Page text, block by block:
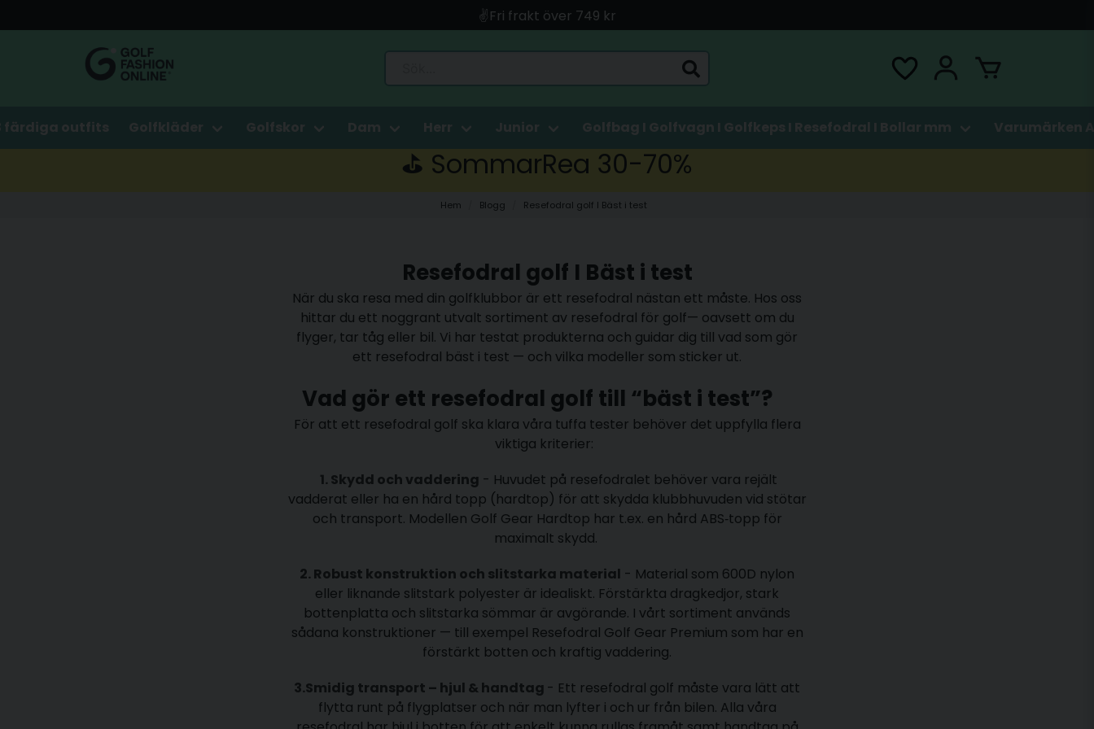
✌️Fri frakt över 749 kr
🛍️ Betala med Swish, Apple Pay, Kort & Faktura
färdiga outfits Golfkläder Golfskor Dam Herr Junior Golfbag I Golfvagn I Golfkeps I Resefodral I Bollar mm Varumärken
⛳️ SommarRea 30-70%
Hem Blogg Resefodral golf I Bäst i test
Resefodral golf I Bäst i test
När du ska resa med din golfklubbor är ett resefodral nästan ett måste. Hos oss
hittar du ett noggrant utvalt sortiment av resefodral för golf— oavsett om du
flyger, tar tåg eller bil. Vi har testat produkterna och guidar dig till vad som gör
ett resefodral bäst i test — och vilka modeller som sticker ut.
Vad gör ett resefodral golf till “bäst i test”?
För att ett resefodral golf ska klara våra tuffa tester behöver det uppfylla flera
viktiga kriterier:
1. Skydd och vaddering - Huvudet på resefodralet behöver vara rejält
vadderat eller ha en hård topp (hardtop) för att skydda klubbhuvuden vid stötar
och transport. Modellen Golf Gear Hardtop har t.ex. en hård ABS‑topp för
maximalt skydd.
2. Robust konstruktion och slitstarka material - Material som 600D nylon
eller liknande slitstark polyester är idealiskt. Förstärkta dragkedjor, stark
bottenplatta och slitstarka sömmar är avgörande. I vårt sortiment används
sådana konstruktioner — till exempel Resefodral Golf Gear Premium som har en
förstärkt botten och kraftig vaddering.
3.Smidig transport – hjul & handtag - Ett resefodral golf måste vara lätt att
flytta runt på flygplatser och när man lyfter i och ur från bilen. Alla våra